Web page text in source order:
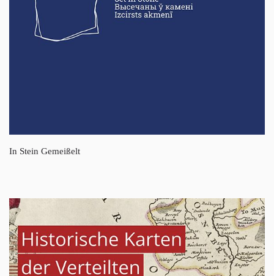
In Stein Gemeißelt